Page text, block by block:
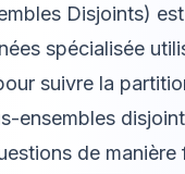
Disjoints)
spécialisée
suivre la
ensembles
de manière